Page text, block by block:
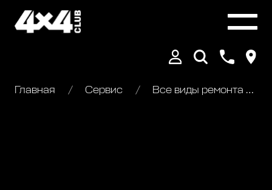
Главная Сервис Все виды ремонта Nissan NP 300